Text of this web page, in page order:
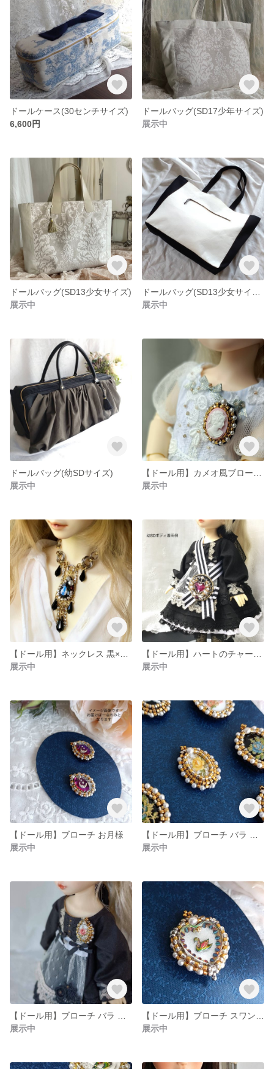
ドールケース(30センチサイズ)
6,600円
ドールバッグ(SD17少年サイズ)
展示中
ドールバッグ(SD13少女サイズ)
展示中
展示中
ドールバッグ(幼SDサイズ)
展示中
展示中
展示中
展示中
【ドール用】ブローチ お月様
展示中
展示中
展示中
展示中